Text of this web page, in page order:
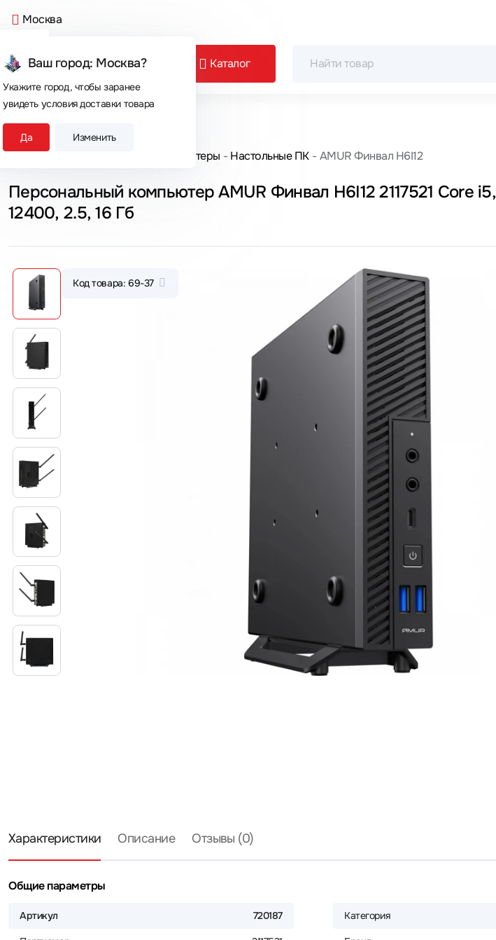
Москва
Ваш город: Москва?
Укажите город, чтобы заранее
увидеть условия доставки товара
Да Изменить
Каталог
Сегодня покупают
Главная Компьютеры Настольные ПК AMUR Финвал H6I12
Персональный компьютер AMUR Финвал H6I12 2117521 Core i5,
12400, 2.5, 16 Гб
Код товара: 69-37
Характеристики Описание Отзывы (0)
Общие параметры
Артикул 720187 Категория